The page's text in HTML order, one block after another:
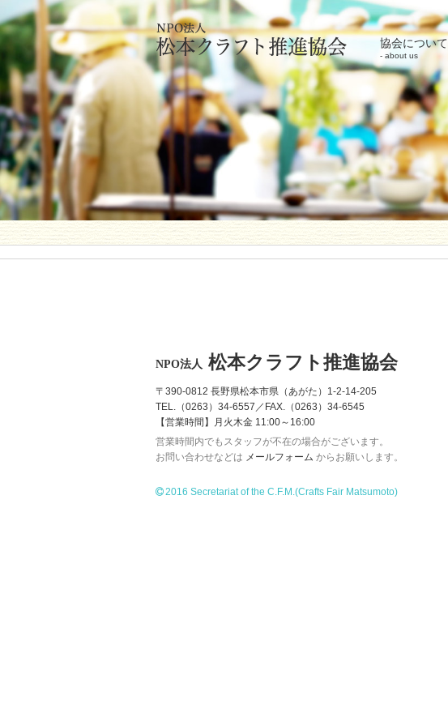
協会について
about us
NPO法人 松本クラフト推進協会
〒390-0812 長野県松本市県（あがた）1-2-14-205
TEL.（0263）34-6557／FAX.（0263）34-6545
【営業時間】月火木金 11:00～16:00
営業時間内でもスタッフが不在の場合がございます。
お問い合わせなどは メールフォーム からお願いします。
2016 Secretariat of the C.F.M.(Crafts Fair Matsumoto)